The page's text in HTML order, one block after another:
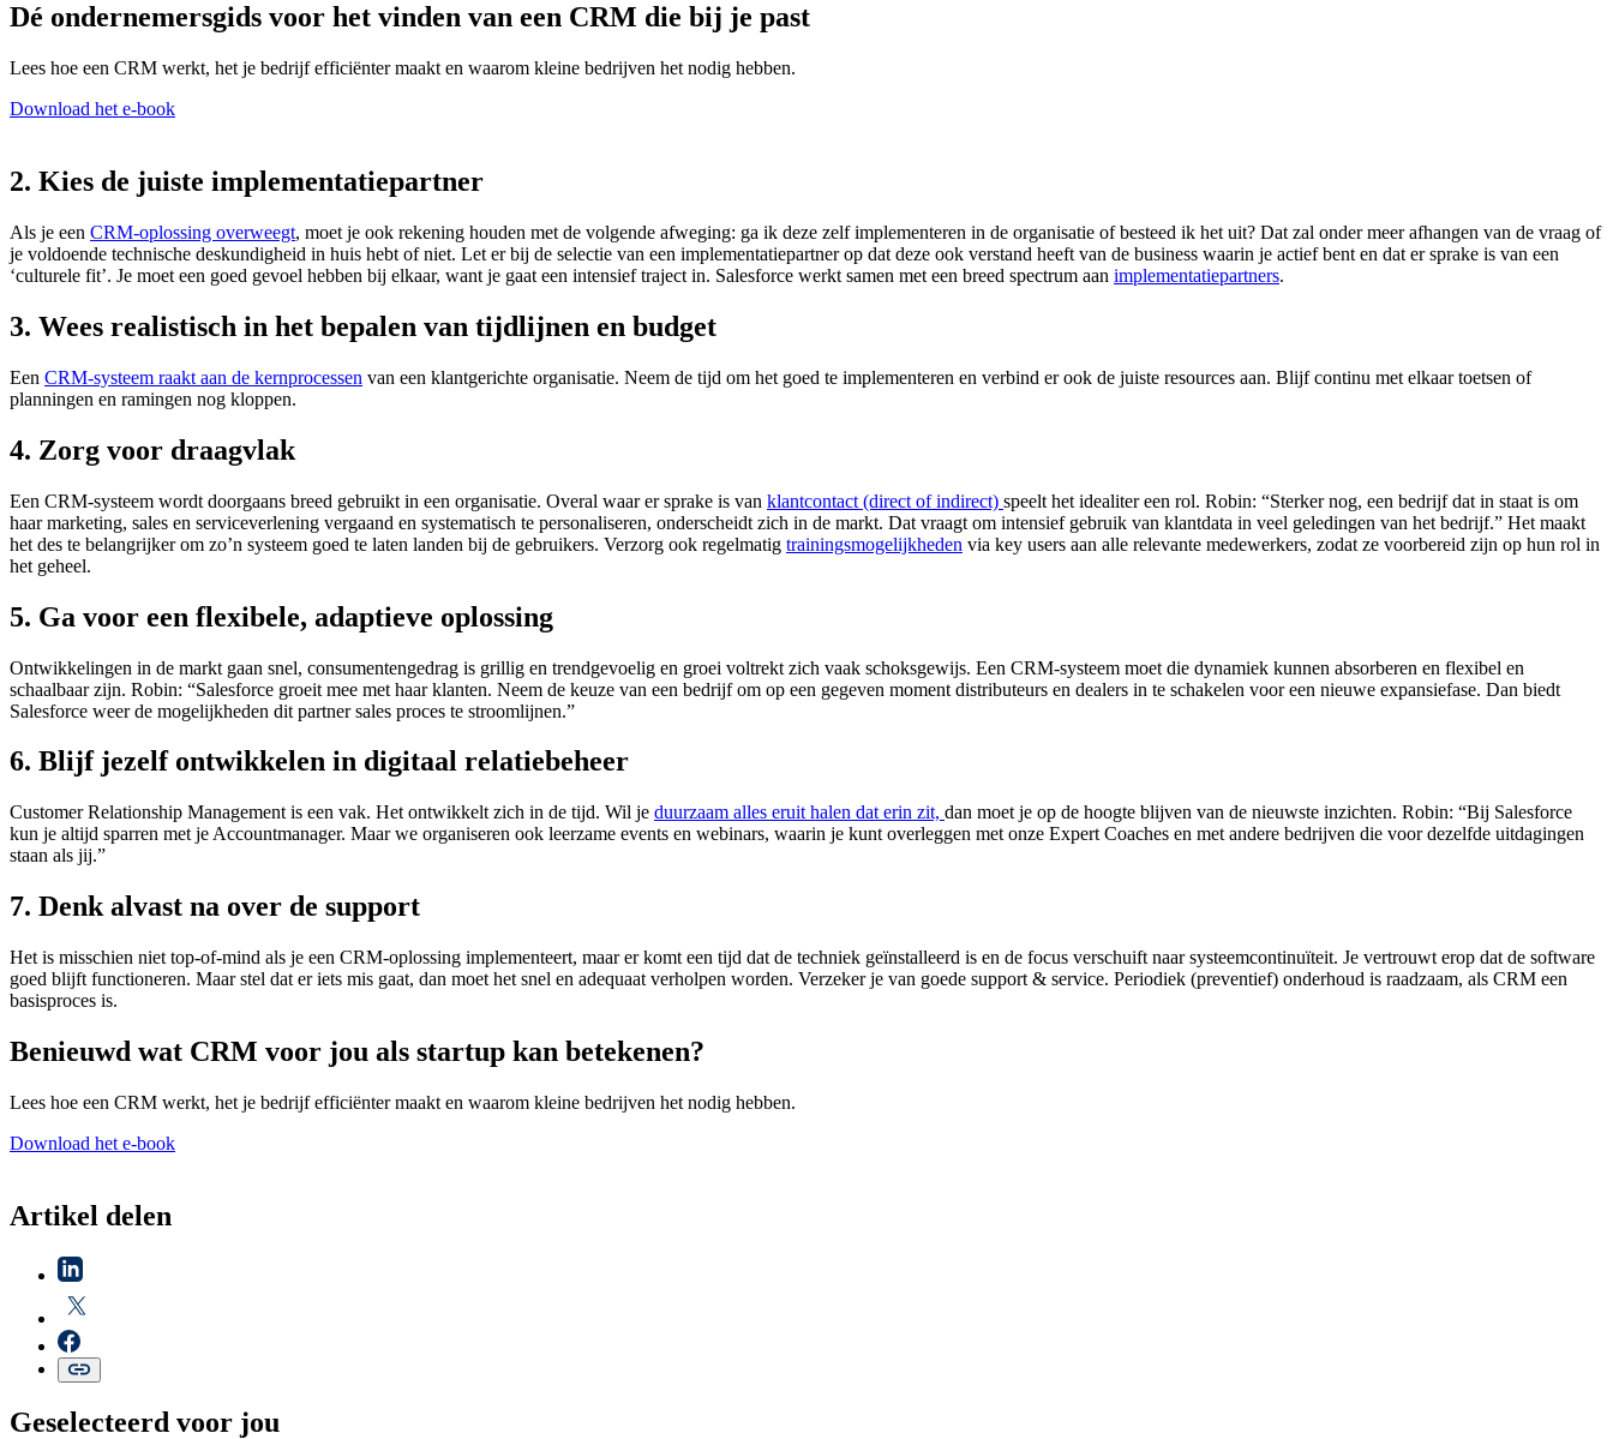
Dé ondernemersgids voor het vinden van een CRM die bij je past
Lees hoe een CRM werkt, het je bedrijf efficiënter maakt en waarom kleine bedrijven het nodig hebben.
Download het e-book
2. Kies de juiste implementatiepartner
Als je een CRM-oplossing overweegt, moet je ook rekening houden met de volgende afweging: ga ik deze zelf implementeren in de organisatie of besteed ik het uit? Dat zal onder meer afhangen van de vraag of
je voldoende technische deskundigheid in huis hebt of niet. Let er bij de selectie van een implementatiepartner op dat deze ook verstand heeft van de business waarin je actief bent en dat er sprake is van een
‘culturele fit’. Je moet een goed gevoel hebben bij elkaar, want je gaat een intensief traject in. Salesforce werkt samen met een breed spectrum aan implementatiepartners.
3. Wees realistisch in het bepalen van tijdlijnen en budget
Een CRM-systeem raakt aan de kernprocessen van een klantgerichte organisatie. Neem de tijd om het goed te implementeren en verbind er ook de juiste resources aan. Blijf continu met elkaar toetsen of
planningen en ramingen nog kloppen.
4. Zorg voor draagvlak
Een CRM-systeem wordt doorgaans breed gebruikt in een organisatie. Overal waar er sprake is van klantcontact (direct of indirect) speelt het idealiter een rol. Robin: “Sterker nog, een bedrijf dat in staat is om
haar marketing, sales en serviceverlening vergaand en systematisch te personaliseren, onderscheidt zich in de markt. Dat vraagt om intensief gebruik van klantdata in veel geledingen van het bedrijf.” Het maakt
het des te belangrijker om zo’n systeem goed te laten landen bij de gebruikers. Verzorg ook regelmatig trainingsmogelijkheden via key users aan alle relevante medewerkers, zodat ze voorbereid zijn op hun rol in
het geheel.
5. Ga voor een flexibele, adaptieve oplossing
Ontwikkelingen in de markt gaan snel, consumentengedrag is grillig en trendgevoelig en groei voltrekt zich vaak schoksgewijs. Een CRM-systeem moet die dynamiek kunnen absorberen en flexibel en
schaalbaar zijn. Robin: “Salesforce groeit mee met haar klanten. Neem de keuze van een bedrijf om op een gegeven moment distributeurs en dealers in te schakelen voor een nieuwe expansiefase. Dan biedt
Salesforce weer de mogelijkheden dit partner sales proces te stroomlijnen.”
6. Blijf jezelf ontwikkelen in digitaal relatiebeheer
Customer Relationship Management is een vak. Het ontwikkelt zich in de tijd. Wil je duurzaam alles eruit halen dat erin zit, dan moet je op de hoogte blijven van de nieuwste inzichten. Robin: “Bij Salesforce
kun je altijd sparren met je Accountmanager. Maar we organiseren ook leerzame events en webinars, waarin je kunt overleggen met onze Expert Coaches en met andere bedrijven die voor dezelfde uitdagingen
staan als jij.”
7. Denk alvast na over de support
Het is misschien niet top-of-mind als je een CRM-oplossing implementeert, maar er komt een tijd dat de techniek geïnstalleerd is en de focus verschuift naar systeemcontinuïteit. Je vertrouwt erop dat de software
goed blijft functioneren. Maar stel dat er iets mis gaat, dan moet het snel en adequaat verholpen worden. Verzeker je van goede support & service. Periodiek (preventief) onderhoud is raadzaam, als CRM een
basisproces is.
Benieuwd wat CRM voor jou als startup kan betekenen?
Lees hoe een CRM werkt, het je bedrijf efficiënter maakt en waarom kleine bedrijven het nodig hebben.
Download het e-book
Artikel delen
Geselecteerd voor jou